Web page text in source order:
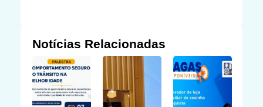
Notícias Relacionadas